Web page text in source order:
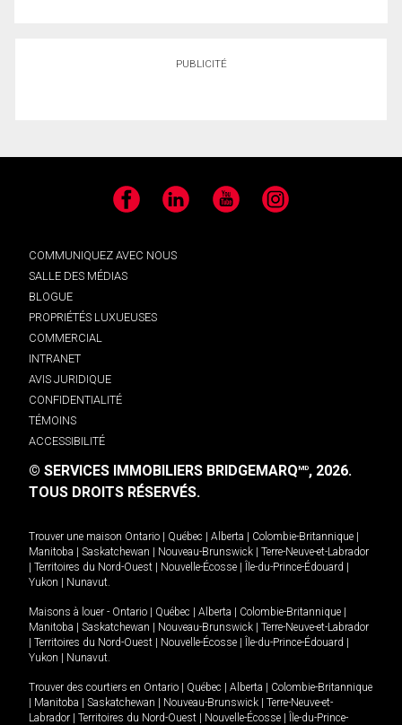
PUBLICITÉ
Facebook LinkedIn YouTube Instagram
COMMUNIQUEZ AVEC NOUS
SALLE DES MÉDIAS
BLOGUE
PROPRIÉTÉS LUXUEUSES
COMMERCIAL
INTRANET
AVIS JURIDIQUE
CONFIDENTIALITÉ
TÉMOINS
ACCESSIBILITÉ
© SERVICES IMMOBILIERS BRIDGEMARQMD, 2026.
TOUS DROITS RÉSERVÉS.
Trouver une maison Ontario Québec Alberta Colombie-Britannique
Manitoba
Saskatchewan Nouveau-Brunswick
Terre-Neuve-et-Labrador
Territoires du Nord-Ouest Nouvelle-Écosse Île-du-Prince-Édouard
Yukon
Nunavut.
Maisons à louer - Ontario Québec Alberta Colombie-Britannique
Manitoba
Saskatchewan Nouveau-Brunswick
Terre-Neuve-et-Labrador
Territoires du Nord-Ouest Nouvelle-Écosse Île-du-Prince-Édouard
Yukon
Nunavut.
Trouver des courtiers en Ontario Québec Alberta
Colombie-Britannique
Manitoba Saskatchewan Nouveau-Brunswick
Terre-Neuve-et-
Labrador
Territoires du Nord-Ouest Nouvelle-Écosse
Île-du-Prince-